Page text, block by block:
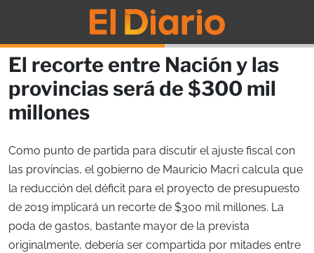
El recorte entre Nación y las
provincias será de $300 mil
millones
Como punto de partida para discutir el ajuste fiscal con
las provincias, el gobierno de Mauricio Macri calcula que
la reducción del déficit para el proyecto de presupuesto
de 2019 implicará un recorte de $300 mil millones. La
poda de gastos, bastante mayor de la prevista
originalmente, debería ser compartida por mitades entre